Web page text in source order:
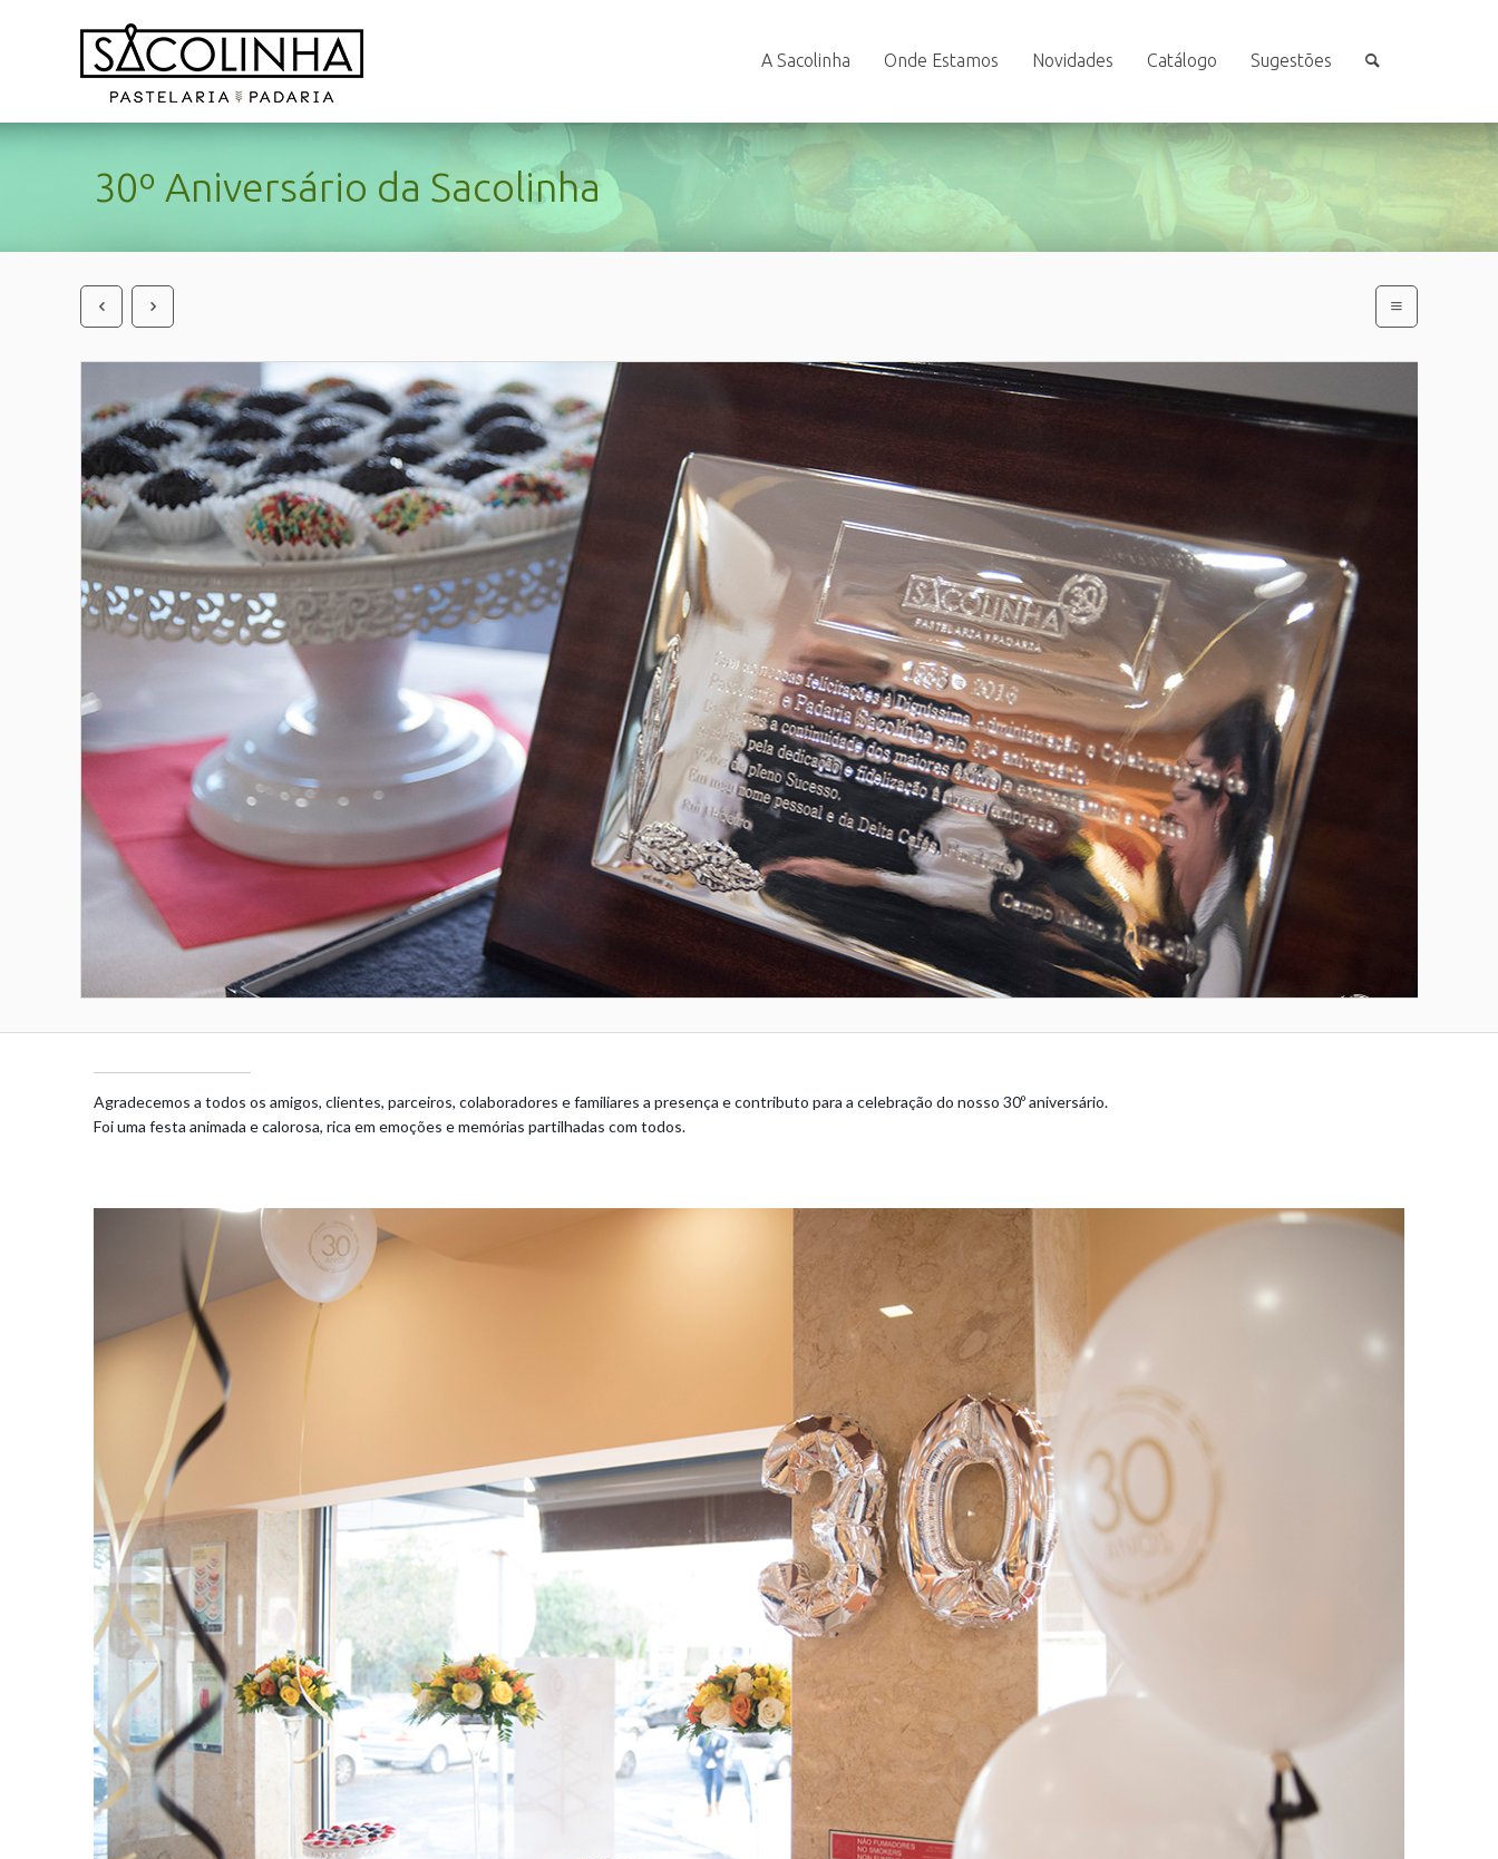
A Sacolinha Onde Estamos Novidades Catálogo Sugestões
30º Aniversário da Sacolinha
Agradecemos a todos os amigos, clientes, parceiros, colaboradores e familiares a presença e contributo para a celebração do nosso 30º aniversário.
Foi uma festa animada e calorosa, rica em emoções e memórias partilhadas com todos.